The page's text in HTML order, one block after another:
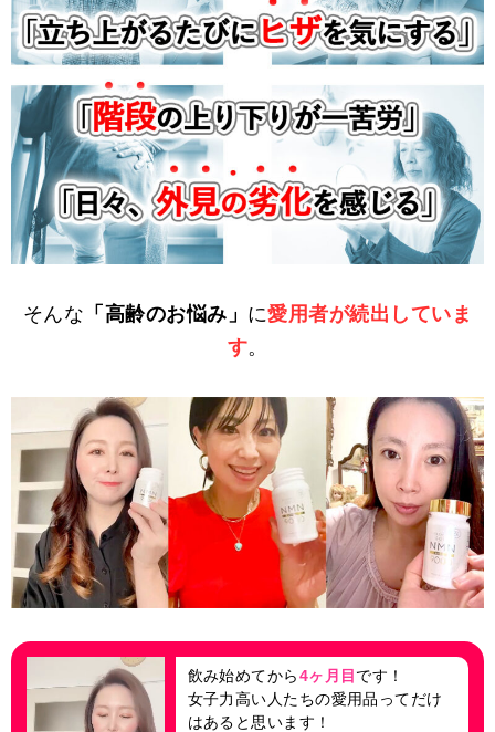
そんな 「高齢のお悩み」 に愛用者が続出していま
す。
飲み始めてから4ヶ月目です！
女子力高い人たちの愛用品ってだけ
はあると思います！